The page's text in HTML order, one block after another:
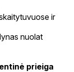
ir
nuolat
prieiga